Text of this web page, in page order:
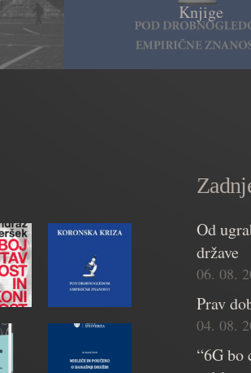
Knjige
Od
države
06. 08.
Prav
04. 08.
“6G